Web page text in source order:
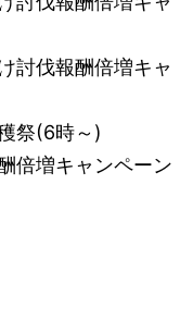
討伐報酬倍増キャ
祭(6時～)
倍増キャンペーン